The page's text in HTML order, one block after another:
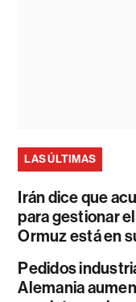
LAS ÚLTIMAS
Irán dice que
para gestionar
Ormuz está en
Pedidos
Alemania